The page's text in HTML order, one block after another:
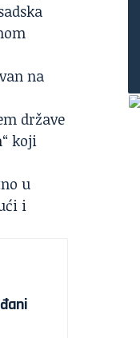
na
države
koji
u
i